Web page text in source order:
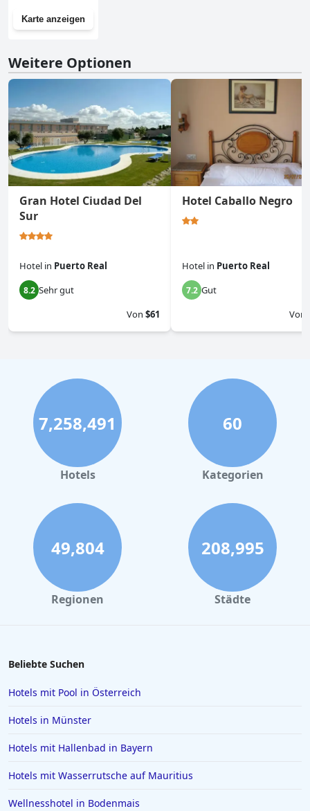
Karte anzeigen
Weitere Optionen
Gran Hotel Ciudad Del
Sur
Hotel in Puerto Real
8.2 Sehr gut
Von $61
Hotel Caballo Negro
Hotel in Puerto Real
7.2 Gut
Von
7,258,491
Hotels
60
Kategorien
49,804
Regionen
208,995
Städte
Beliebte Suchen
Hotels mit Pool in Österreich
Hotels in Münster
Hotels mit Hallenbad in Bayern
Hotels mit Wasserrutsche auf Mauritius
Wellnesshotel in Bodenmais